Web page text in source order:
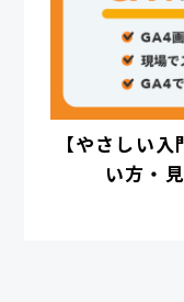
【やさしい
い方・